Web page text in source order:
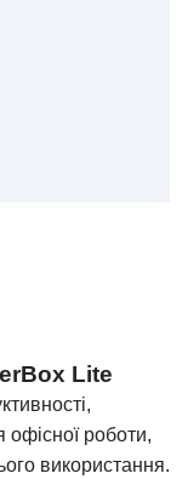
Lite
офісної роботи,
використання.